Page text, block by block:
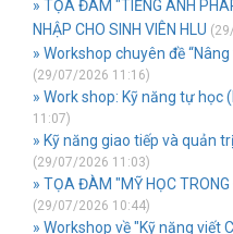
» TỌA ĐÀM "TIẾNG ANH
NHẬP CHO SINH VIÊN HLU
» Workshop chuyên đề
(29/07/2026 11:16)
» Work shop: Kỹ năng tự học
11:07)
» Kỹ năng giao tiếp và quản
(29/07/2026 11:03)
» TỌA ĐÀM "MỸ HỌC
(29/07/2026 10:44)
» Workshop về "Kỹ năng viết